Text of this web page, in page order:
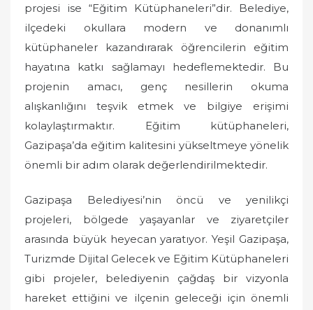
projesi ise “Eğitim Kütüphaneleri”dir. Belediye,
ilçedeki okullara modern ve donanımlı
kütüphaneler kazandırarak öğrencilerin eğitim
hayatına katkı sağlamayı hedeflemektedir. Bu
projenin amacı, genç nesillerin okuma
alışkanlığını teşvik etmek ve bilgiye erişimi
kolaylaştırmaktır. Eğitim kütüphaneleri,
Gazipaşa’da eğitim kalitesini yükseltmeye yönelik
önemli bir adım olarak değerlendirilmektedir.
Gazipaşa Belediyesi’nin öncü ve yenilikçi
projeleri, bölgede yaşayanlar ve ziyaretçiler
arasında büyük heyecan yaratıyor. Yeşil Gazipaşa,
Turizmde Dijital Gelecek ve Eğitim Kütüphaneleri
gibi projeler, belediyenin çağdaş bir vizyonla
hareket ettiğini ve ilçenin geleceği için önemli